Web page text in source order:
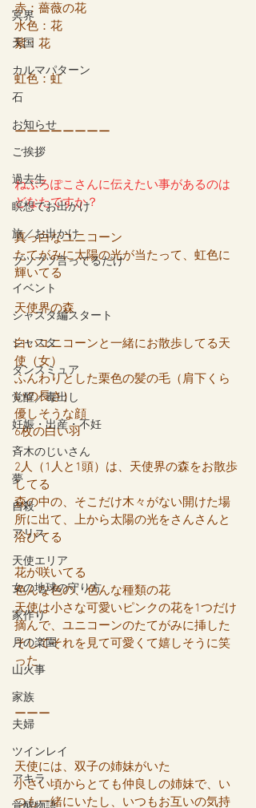
冥界
天国
カルマパターン
石
お知らせ
ご挨拶
過去生
瞑想でお出かけ
旅／お出かけ
ブツブツ言ってるだけ
イベント
シャスタ編スタート
シャスタ
ダンスミュア
覚醒／毒出し
妊娠・出産・不妊
斉木のじいさん
夢
自殺
アリス
天使エリア
女の地球の守り方
家作り
月の楽園
山火事
家族
夫婦
ツインレイ
アキラ
赤：薔薇の花
水色：花
紫：花
虹色：虹
ーーーーーーーー
ねぷろぽこさんに伝えたい事があるのは
どなたですか？
真っ白なユニコーン
たてがみに太陽の光が当たって、虹色に
輝いてる
天使界の森
白いユニコーンと一緒にお散歩してる天
使（女）
ふんわりとした栗色の髪の毛（肩下くら
いの長さ）
優しそうな顔
6枚の白い羽
2人（1人と1頭）は、天使界の森をお散歩
してる
森の中の、そこだけ木々がない開けた場
所に出て、上から太陽の光をさんさんと
浴びてる
花が咲いてる
色んな色の、色んな種類の花
天使は小さな可愛いピンクの花を1つだけ
摘んで、ユニコーンのたてがみに挿した
そしてそれを見て可愛くて嬉しそうに笑
った
ーーー
天使には、双子の姉妹がいた
小さい頃からとても仲良しの姉妹で、い
つも一緒にいたし、いつもお互いの気持